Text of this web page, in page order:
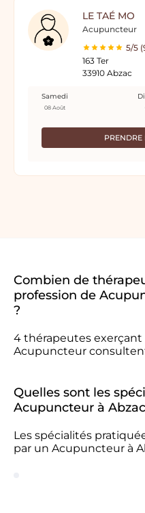
LE TAÉ MO
Acupuncteur
5/5
163 Ter
33910 Abzac
PRENDRE
Samedi
08 Août
Combien de
profession de
?
4 thérapeutes exerçant
Acupuncteur
Quelles sont les
Acupuncteur à
Les spécialités
par un Acupuncteur à